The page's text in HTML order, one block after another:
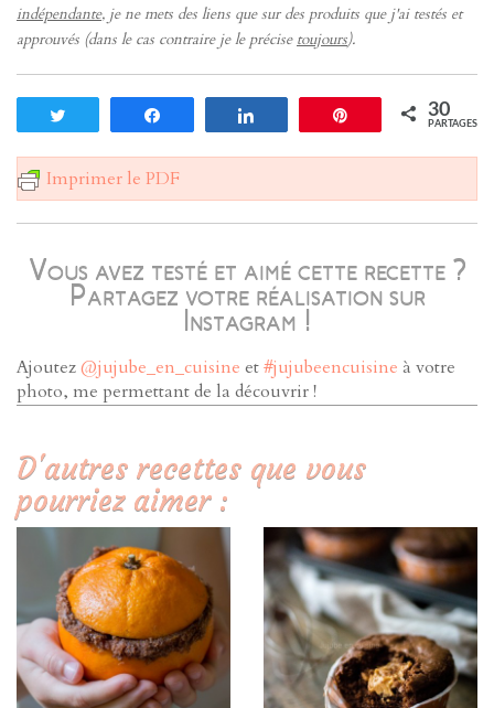
indépendante, je ne mets des liens que sur des produits que j'ai testés et
approuvés (dans le cas contraire je le précise toujours).
Enregistrer30
PARTAGES
Imprimer le PDF
Vous avez testé et aimé cette recette ?
Partagez votre réalisation sur
Instagram !
Ajoutez@jujube_en_cuisine et#jujubeencuisine à votre
photo, me permettant de la découvrir !
D'autres recettes que vous
pourriez aimer :